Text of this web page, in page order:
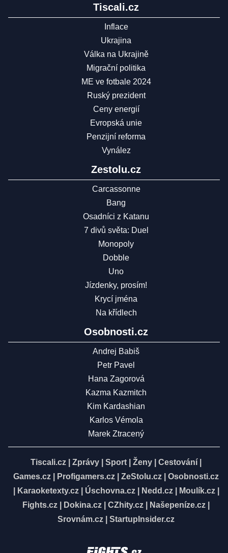
Tiscali.cz
Inflace
Ukrajina
Válka na Ukrajině
Migrační politika
ME ve fotbale 2024
Ruský prezident
Ceny energií
Evropská unie
Penzijní reforma
Vynález
Zestolu.cz
Carcassonne
Bang
Osadníci z Katanu
7 divů světa: Duel
Monopoly
Dobble
Uno
Jízdenky, prosím!
Krycí jména
Na křídlech
Osobnosti.cz
Andrej Babiš
Petr Pavel
Hana Zagorová
Kazma Kazmitch
Kim Kardashian
Karlos Vémola
Marek Ztracený
Tiscali.cz Zprávy Sport Ženy Cestování
Games.cz
Profigamers.cz ZeStolu.cz
Osobnosti.cz
Karaoketexty.cz| Úschovna.cz| Nedd.cz| Moulík.cz|
Fights.cz
Dokina.cz CZhity.cz Našepeníze.cz
Srovnám.cz
StartupInsider.cz